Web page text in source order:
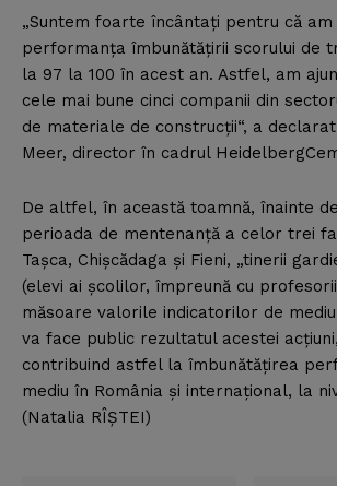
„Suntem foarte încântaţi pentru că am
performanţa îmbunătăţirii scorului de
la 97 la 100 în acest an. Astfel, am
cele mai bune cinci companii din
de materiale de construcţii“, a
Meer, director în cadrul
De altfel, în această toamnă, înainte
perioada de mentenanţă a celor trei
Taşca, Chişcădaga şi Fieni, „tinerii
(elevi ai şcolilor, împreună cu
măsoare valorile indicatorilor de
va face public rezultatul acestei
contribuind astfel la îmbunătăţirea
mediu în România şi internaţional, la
(Natalia RÎŞTEI)